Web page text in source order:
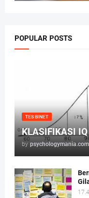
POPULAR POSTS
TES BINET
KLASIFIKASI
by psychologymania.com